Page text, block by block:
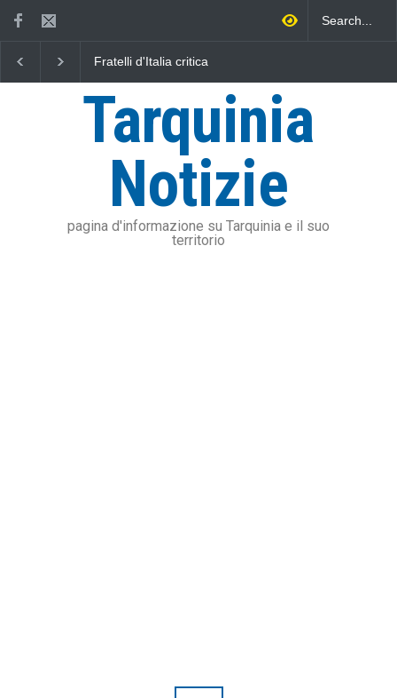
L'Università della Tuscia e
Viterbo uniti nella difesa del
mare
Tarquinia
Notizie
pagina d'informazione su Tarquinia e il suo
territorio